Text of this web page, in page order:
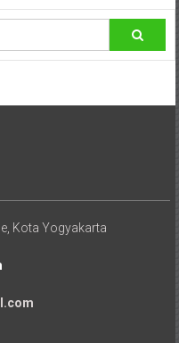
Kota Yogyakarta